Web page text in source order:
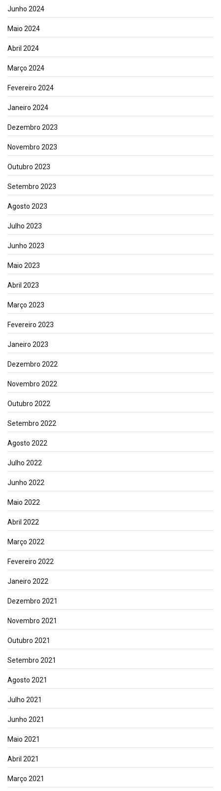
Junho 2024
Maio 2024
Abril 2024
Março 2024
Fevereiro 2024
Janeiro 2024
Dezembro 2023
Novembro 2023
Outubro 2023
Setembro 2023
Agosto 2023
Julho 2023
Junho 2023
Maio 2023
Abril 2023
Março 2023
Fevereiro 2023
Janeiro 2023
Dezembro 2022
Novembro 2022
Outubro 2022
Setembro 2022
Agosto 2022
Julho 2022
Junho 2022
Maio 2022
Abril 2022
Março 2022
Fevereiro 2022
Janeiro 2022
Dezembro 2021
Novembro 2021
Outubro 2021
Setembro 2021
Agosto 2021
Julho 2021
Junho 2021
Maio 2021
Abril 2021
Março 2021